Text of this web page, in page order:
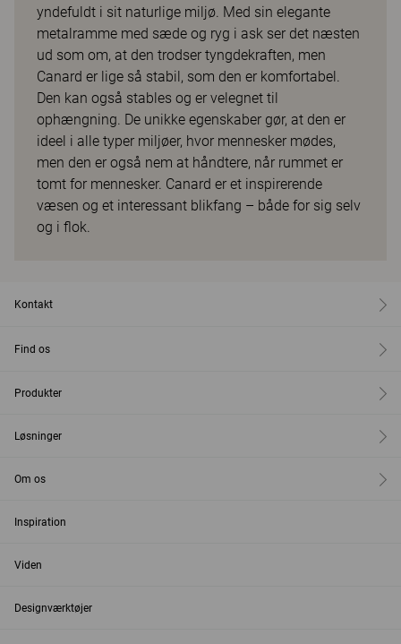
yndefuldt i sit naturlige miljø. Med sin elegante
metalramme med sæde og ryg i ask ser det næsten
ud som om, at den trodser tyngdekraften, men
Canard er lige så stabil, som den er komfortabel.
Den kan også stables og er velegnet til
ophængning. De unikke egenskaber gør, at den er
ideel i alle typer miljøer, hvor mennesker mødes,
men den er også nem at håndtere, når rummet er
tomt for mennesker. Canard er et inspirerende
væsen og et interessant blikfang – både for sig selv
og i flok.
Kontakt
Find os
Produkter
Løsninger
Om os
Inspiration
Viden
Designværktøjer